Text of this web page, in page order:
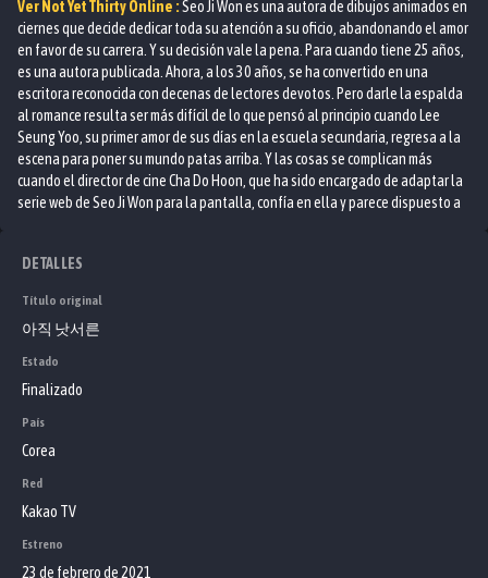
Ver Not Yet ThirtyOnline :Seo Ji Won es una autora de dibujos animados en
ciernes que decide dedicar toda su atención a su oficio, abandonando el amor
en favor de su carrera. Y su decisión vale la pena. Para cuando tiene 25 años,
es una autora publicada. Ahora, a los 30 años, se ha convertido en una
escritora reconocida con decenas de lectores devotos. Pero darle la espalda
al romance resulta ser más difícil de lo que pensó al principio cuando Lee
Seung Yoo, su primer amor de sus días en la escuela secundaria, regresa a la
escena para poner su mundo patas arriba. Y las cosas se complican más
cuando el director de cine Cha Do Hoon, que ha sido encargado de adaptar la
serie web de Seo Ji Won para la pantalla, confía en ella y parece dispuesto a
dificultades para adaptarse a la vida de oficina "normal" en su nueva carrera.
DETALLES
Título original
아직 낫서른
Estado
Finalizado
País
Corea
Red
Kakao TV
Estreno
23 de febrero de 2021